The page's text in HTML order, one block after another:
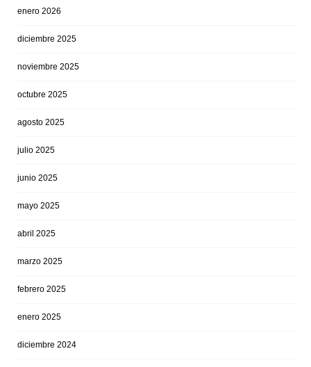
enero 2026
diciembre 2025
noviembre 2025
octubre 2025
agosto 2025
julio 2025
junio 2025
mayo 2025
abril 2025
marzo 2025
febrero 2025
enero 2025
diciembre 2024